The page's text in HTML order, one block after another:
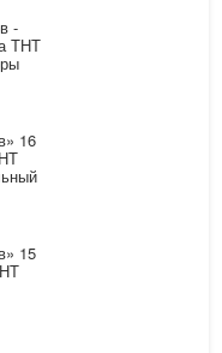
-
ТНТ
16
15